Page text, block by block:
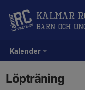
Kalender
Kalmar
Barn och
Löpträning